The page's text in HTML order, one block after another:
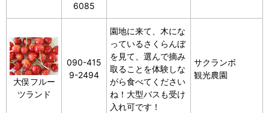
6085
大俣フルー
ツランド
090-415
9-2494
園地に来て、木にな
っているさくらんぼ
を見て、選んで摘み
取ることを体験しな
がら食べてください
ね！大型バスも受け
入れ可です！
サクランボ
観光農園